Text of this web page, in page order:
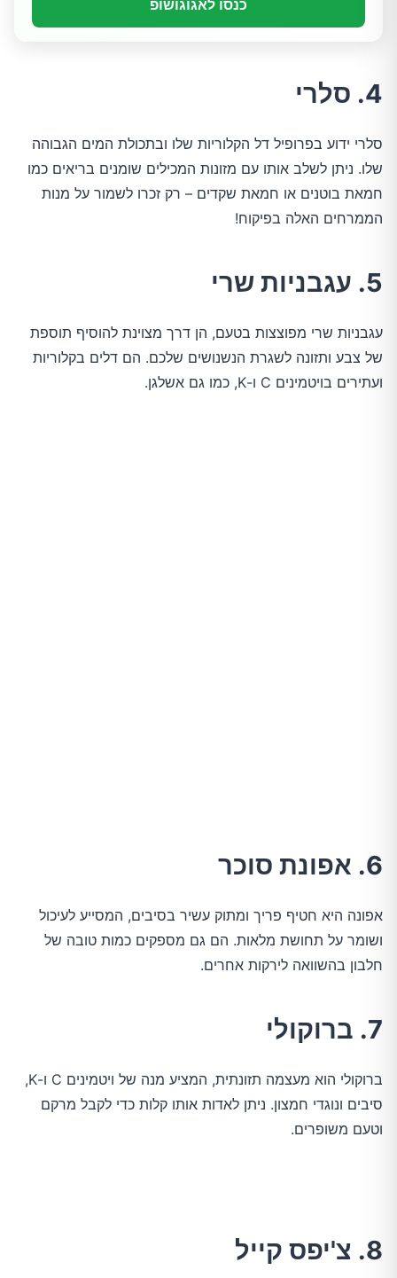
כנסו לאגוגושופ
4. סלרי
סלרי ידוע בפרופיל דל הקלוריות שלו ובתכולת המים הגבוהה
שלו. ניתן לשלב אותו עם מזונות המכילים שומנים בריאים כמו
חמאת בוטנים או חמאת שקדים – רק זכרו לשמור על מנות
הממרחים האלה בפיקוח!
5. עגבניות שרי
עגבניות שרי מפוצצות בטעם, הן דרך מצוינת להוסיף תוספת
של צבע ותזונה לשגרת הנשנושים שלכם. הם דלים בקלוריות
ועתירים בויטמינים C ו-K, כמו גם אשלגן.
6. אפונת סוכר
אפונה היא חטיף פריך ומתוק עשיר בסיבים, המסייע לעיכול
ושומר על תחושת מלאות. הם גם מספקים כמות טובה של
חלבון בהשוואה לירקות אחרים.
7. ברוקולי
ברוקולי הוא מעצמה תזונתית, המציע מנה של ויטמינים C ו-K,
סיבים ונוגדי חמצון. ניתן לאדות אותו קלות כדי לקבל מרקם
וטעם משופרים.
8. צ'יפס קייל